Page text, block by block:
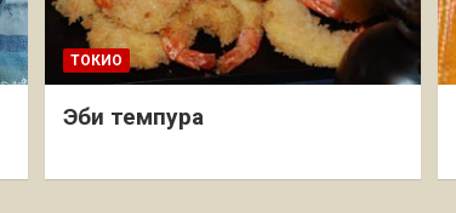
ТОКИО
Эби темпура